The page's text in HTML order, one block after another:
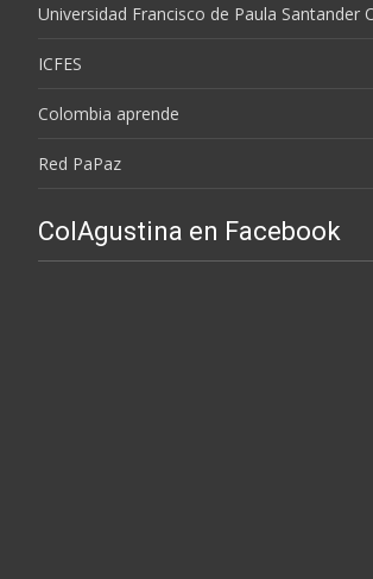
Universidad Francisco de Paula Santander
ICFES
Colombia aprende
Red PaPaz
ColAgustina en Facebook